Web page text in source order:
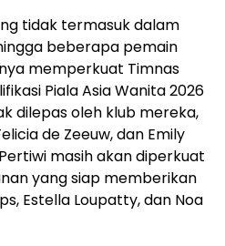
tidak termasuk dalam
beberapa pemain
memperkuat Timnas
Piala Asia Wanita 2026
dilepas oleh klub mereka,
de Zeeuw, dan Emily
masih akan diperkuat
yang siap memberikan
Estella Loupatty, dan Noa